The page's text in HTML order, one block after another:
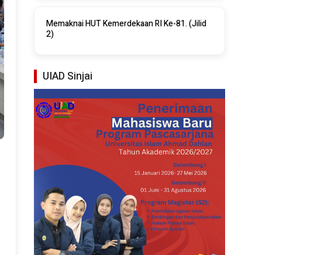
Memaknai HUT Kemerdekaan RI Ke-81. (Jilid
2)
UIAD Sinjai